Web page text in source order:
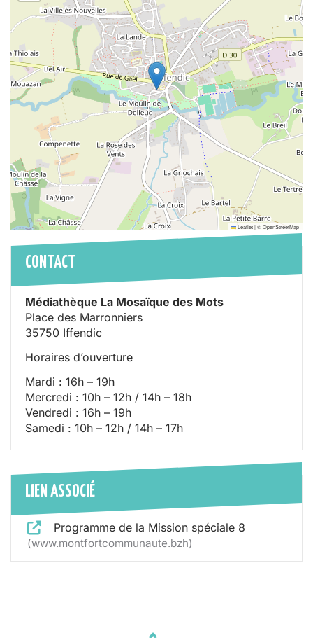
Leaflet|©OpenStreetMap
CONTACT
Médiathèque La Mosaïque des Mots
Place des Marronniers
35750 Iffendic
Horaires d’ouverture
Mardi : 16h – 19h
Mercredi : 10h – 12h / 14h – 18h
Vendredi : 16h – 19h
Samedi : 10h – 12h / 14h – 17h
LIEN ASSOCIÉ
Programme de la Mission spéciale 8
www.montfortcommunaute.bzh